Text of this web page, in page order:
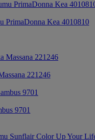
PrimaDonna Kea 4010810
221246
9701